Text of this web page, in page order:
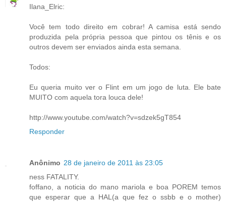
Ilana_Elric:
Você tem todo direito em cobrar! A camisa está sendo
produzida pela própria pessoa que pintou os tênis e os
outros devem ser enviados ainda esta semana.
Todos:
Eu queria muito ver o Flint em um jogo de luta. Ele bate
MUITO com aquela tora louca dele!
http://www.youtube.com/watch?v=sdzek5gT854
Responder
Anônimo 28 de janeiro de 2011 às 23:05
ness FATALITY.
foffano, a noticia do mano mariola e boa POREM temos
que esperar que a HAL(a que fez o ssbb e o mother)